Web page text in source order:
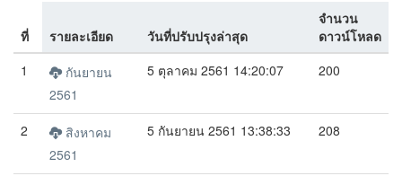
ที่ รายละเอียด วันที่ปรับปรุงล่าสุด
จำนวน
ดาวน์โหลด
1
กันยายน
2561
5 ตุลาคม 2561 14:20:07 200
2
สิงหาคม
2561
5 กันยายน 2561 13:38:33 208